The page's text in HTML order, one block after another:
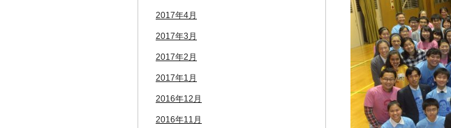
2017年4月
2017年3月
2017年2月
2017年1月
2016年12月
2016年11月